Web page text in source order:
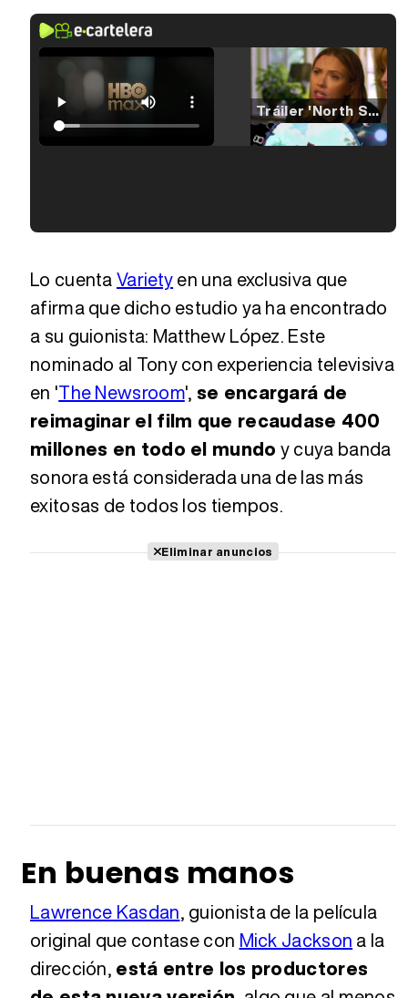
Tráiler 'North Star' (2023)
Tráiler en español 'Outcome' (2026)
Lo cuentaVarietyen una exclusiva que
afirma que dicho estudio ya ha encontrado
a su guionista: Matthew López. Este
nominado al Tony con experiencia televisiva
en 'The Newsroom', se encargará de
reimaginar el film que recaudase 400
millones en todo el mundo y cuya banda
sonora está considerada una de las más
exitosas de todos los tiempos.
Eliminar anuncios
En buenas manos
Lawrence Kasdan, guionista de la película
original que contase con Mick Jackson a la
dirección, está entre los productores